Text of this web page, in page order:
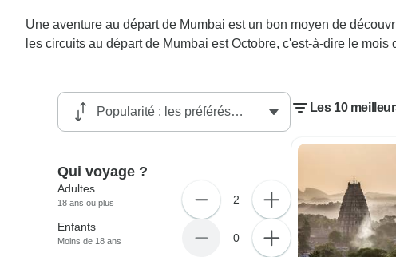
Une aventure au départ de Mumbai est un bon moyen de
les circuits au départ de Mumbai est Octobre, c'est-à-dire le
Les 10
Qui voyage ?
Adultes
18 ans ou plus 2
Enfants
Moins de 18 ans 0